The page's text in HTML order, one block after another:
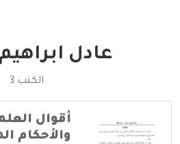
عادل
الكتب 3
أقوال
والأحكام